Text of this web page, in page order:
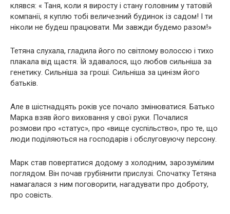
клявся: « Таня, коли я виросту і стану головним у татовій
компанії, я куплю тобі величезний будинок із садом! І ти
ніколи не будеш працювати. Ми завжди будемо разом!»
Тетяна слухала, гладила його по світлому волоссю і тихо
плакала від щастя. Їй здавалося, що любов сильніша за
генетику. Сильніша за гроші. Сильніша за цинізм його
батьків.
Але в шістнадцять років усе почало змінюватися. Батько
Марка взяв його виховання у свої руки. Почалися
розмови про «статус», про «вище суспільство», про те, що
люди поділяються на господарів і обслуговуючу персону.
Марк став повертатися додому з холодним, зарозумілим
поглядом. Він почав грубіянити прислузі. Спочатку Тетяна
намагалася з ним поговорити, нагадувати про доброту,
про совість.